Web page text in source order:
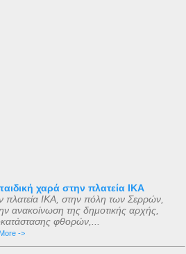
χαρά στην πλατεία ΙΚΑ
πλατεία ΙΚΑ, στην πόλη των Σερρών,
ανακοίνωση της δημοτικής αρχής,
φθορών,...
More ->